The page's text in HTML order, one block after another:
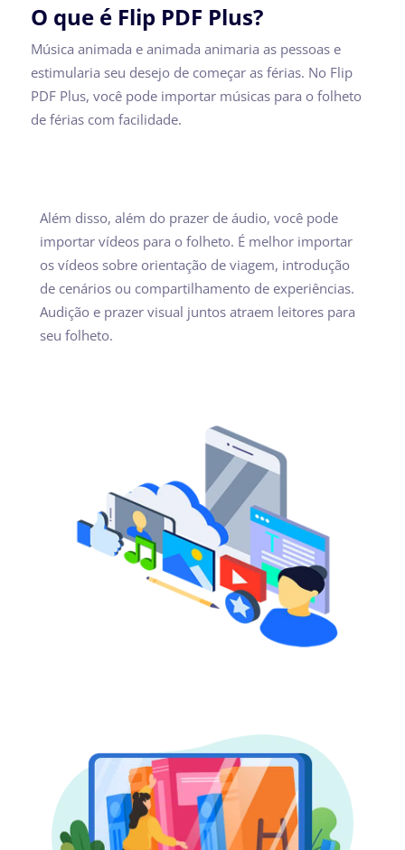
O que é Flip PDF Plus?
Música animada e animada animaria as pessoas e
estimularia seu desejo de começar as férias. No Flip
PDF Plus, você pode importar músicas para o folheto
de férias com facilidade.
Além disso, além do prazer de áudio, você pode
importar vídeos para o folheto. É melhor importar
os vídeos sobre orientação de viagem, introdução
de cenários ou compartilhamento de experiências.
Audição e prazer visual juntos atraem leitores para
seu folheto.